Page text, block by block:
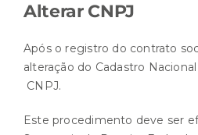
Alterar CNPJ
Após o registro do contrato
alteração do Cadastro
CNPJ.
Este procedimento deve ser